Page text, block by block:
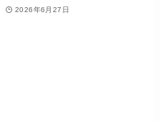
2026年6月27日